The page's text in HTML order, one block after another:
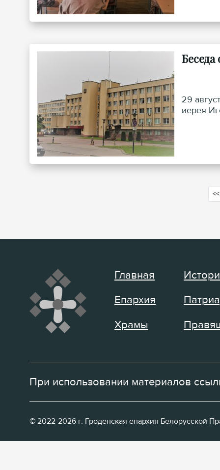
29
иерея
<<
Главная
Епархия
Храмы
При использовании материалов
© 2022-2026 г. Гроденская епархия Белорусской